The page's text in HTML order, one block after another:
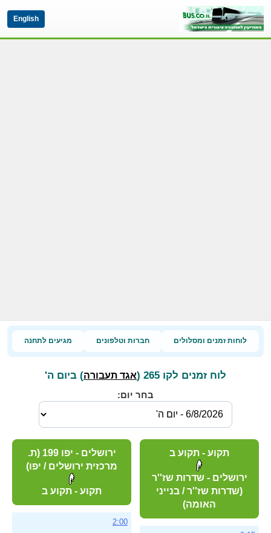
English
לוחות זמנים ומסלולים חברות וטלפונים מגיעים לתחנה
לוח זמנים לקו 265 ( אגד תעבורה) ביום ה'
בחר יום:
תקוע - תקוע ב
ירושלים - שדרות שז''ר
(שדרות שז''ר / בנייני
האומה)
ירושלים - יפו 199 (ת.
מרכזית ירושלים / יפו)
תקוע - תקוע ב
2:00